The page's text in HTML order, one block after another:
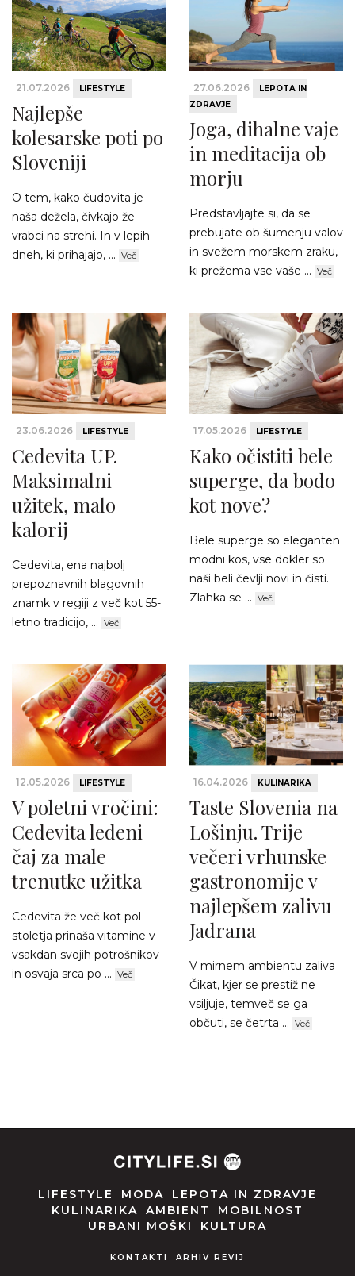
21.07.2026 LIFESTYLE
Najlepše
kolesarske poti po
Sloveniji
O tem, kako čudovita je
naša dežela, čivkajo že
vrabci na strehi. In v lepih
dneh, ki prihajajo, ... Več
27.06.2026
LEPOTA IN
ZDRAVJE
Joga, dihalne vaje
in meditacija ob
morju
Predstavljajte si, da se
prebujate ob šumenju valov
in svežem morskem zraku,
ki prežema vse vaše ... Več
23.06.2026 LIFESTYLE
Cedevita UP.
Maksimalni
užitek, malo
kalorij
Cedevita, ena najbolj
prepoznavnih blagovnih
znamk v regiji z več kot 55-
letno tradicijo, ... Več
17.05.2026 LIFESTYLE
Kako očistiti bele
superge, da bodo
kot nove?
Bele superge so eleganten
modni kos, vse dokler so
naši beli čevlji novi in čisti.
Zlahka se ... Več
12.05.2026 LIFESTYLE
V poletni vročini:
Cedevita ledeni
čaj za male
trenutke užitka
Cedevita že več kot pol
stoletja prinaša vitamine v
vsakdan svojih potrošnikov
in osvaja srca po ... Več
16.04.2026 KULINARIKA
Taste Slovenia na
Lošinju. Trije
večeri vrhunske
gastronomije v
najlepšem zalivu
Jadrana
V mirnem ambientu zaliva
Čikat, kjer se prestiž ne
vsiljuje, temveč se ga
občuti, se četrta ... Več
LIFESTYLE MODA
LEPOTA IN ZDRAVJE
KULINARIKA
AMBIENT
MOBILNOST
URBANI MOŠKI
KULTURA
KONTAKTI ARHIV REVIJ